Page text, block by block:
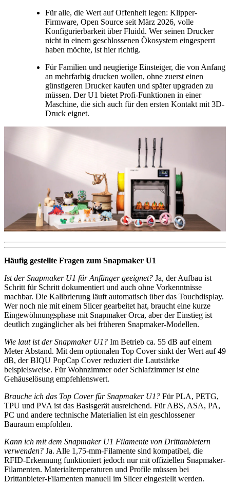
Für alle, die Wert auf Offenheit legen: Klipper-
Firmware, Open Source seit März 2026, volle
Konfigurierbarkeit über Fluidd. Wer seinen Drucker
nicht in einem geschlossenen Ökosystem eingesperrt
haben möchte, ist hier richtig.
Für Familien und neugierige Einsteiger, die von Anfang
an mehrfarbig drucken wollen, ohne zuerst einen
günstigeren Drucker kaufen und später upgraden zu
müssen. Der U1 bietet Profi-Funktionen in einer
Maschine, die sich auch für den ersten Kontakt mit 3D-
Druck eignet.
Häufig gestellte Fragen zum Snapmaker U1
Ist der Snapmaker U1 für Anfänger geeignet? Ja, der Aufbau ist
Schritt für Schritt dokumentiert und auch ohne Vorkenntnisse
machbar. Die Kalibrierung läuft automatisch über das Touchdisplay.
Wer noch nie mit einem Slicer gearbeitet hat, braucht eine kurze
Eingewöhnungsphase mit Snapmaker Orca, aber der Einstieg ist
deutlich zugänglicher als bei früheren Snapmaker-Modellen.
Wie laut ist der Snapmaker U1? Im Betrieb ca. 55 dB auf einem
Meter Abstand. Mit dem optionalen Top Cover sinkt der Wert auf 49
dB, der BIQU PopCap Cover reduziert die Lautstärke
beispielsweise. Für Wohnzimmer oder Schlafzimmer ist eine
Gehäuselösung empfehlenswert.
Brauche ich das Top Cover für Snapmaker U1? Für PLA, PETG,
TPU und PVA ist das Basisgerät ausreichend. Für ABS, ASA, PA,
PC und andere technische Materialien ist ein geschlossener
Bauraum empfohlen.
Kann ich mit dem Snapmaker U1 Filamente von Drittanbietern
verwenden? Ja. Alle 1,75-mm-Filamente sind kompatibel, die
RFID-Erkennung funktioniert jedoch nur mit offiziellen Snapmaker-
Filamenten. Materialtemperaturen und Profile müssen bei
Drittanbieter-Filamenten manuell im Slicer eingestellt werden.